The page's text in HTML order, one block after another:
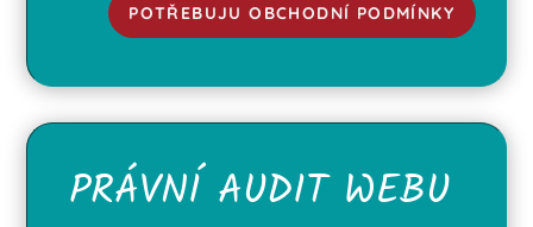
POTŘEBUJU OBCHODNÍ PODMÍNKY
PRÁVNÍ AUDIT WEBU